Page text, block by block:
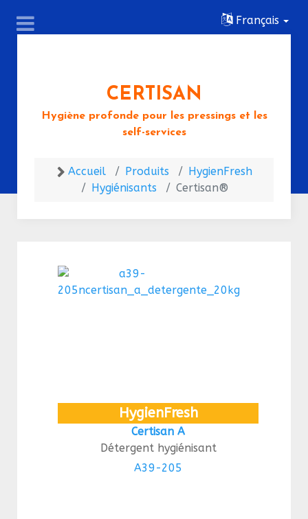
Français
CERTISAN
Hygiène profonde pour les pressings et les
self-services
Accueil Produits
HygienFresh
Hygiénisants
Certisan®
HygienFresh
Certisan A
Détergent hygiénisant
A39-205